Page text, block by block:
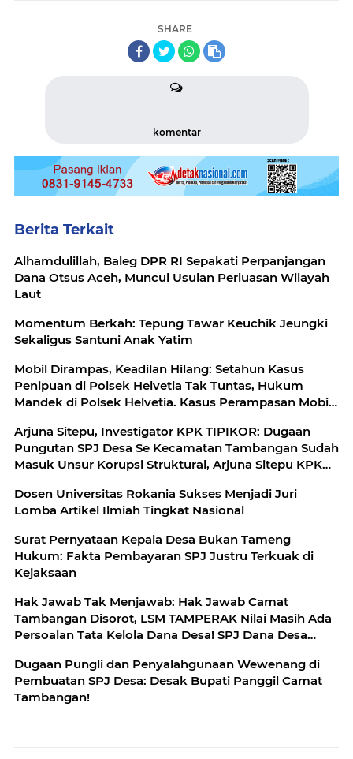
SHARE
komentar
Berita Terkait
Alhamdulillah, Baleg DPR RI Sepakati Perpanjangan
Dana Otsus Aceh, Muncul Usulan Perluasan Wilayah
Laut
Momentum Berkah: Tepung Tawar Keuchik Jeungki
Sekaligus Santuni Anak Yatim
Mobil Dirampas, Keadilan Hilang: Setahun Kasus
Penipuan di Polsek Helvetia Tak Tuntas, Hukum
Mandek di Polsek Helvetia. Kasus Perampasan Mobil
Arjuna Sitepu, Investigator KPK TIPIKOR: Dugaan
Pungutan SPJ Desa Se Kecamatan Tambangan Sudah
Masuk Unsur Korupsi Struktural, Arjuna Sitepu KPK
Pemaksaan Jabatan
Dosen Universitas Rokania Sukses Menjadi Juri
Lomba Artikel Ilmiah Tingkat Nasional
Surat Pernyataan Kepala Desa Bukan Tameng
Hukum: Fakta Pembayaran SPJ Justru Terkuak di
Kejaksaan
Hak Jawab Tak Menjawab: Hak Jawab Camat
Tambangan Disorot, LSM TAMPERAK Nilai Masih Ada
Persoalan Tata Kelola Dana Desa! SPJ Dana Desa
Dugaan Anomali Administrasi, Camat Berikan
Klarifikasi
Dugaan Pungli dan Penyalahgunaan Wewenang di
Pembuatan SPJ Desa: Desak Bupati Panggil Camat
Tambangan!